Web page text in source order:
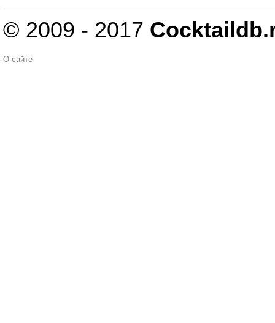
© 2009 - 2017
О сайте